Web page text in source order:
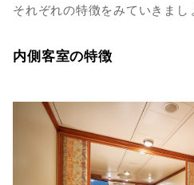
それぞれの特徴をみていきまし
内側客室の特徴